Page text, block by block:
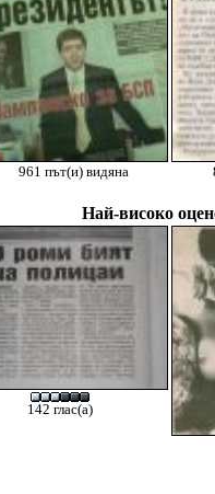
961 път(и) видяна
Най-високо
142 глас(а)